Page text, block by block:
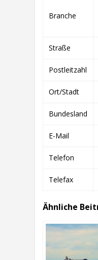
Branche
Straße
Postleitzahl
Ort/Stadt
Bundesland
E-Mail
Telefon
Telefax
Ähnliche